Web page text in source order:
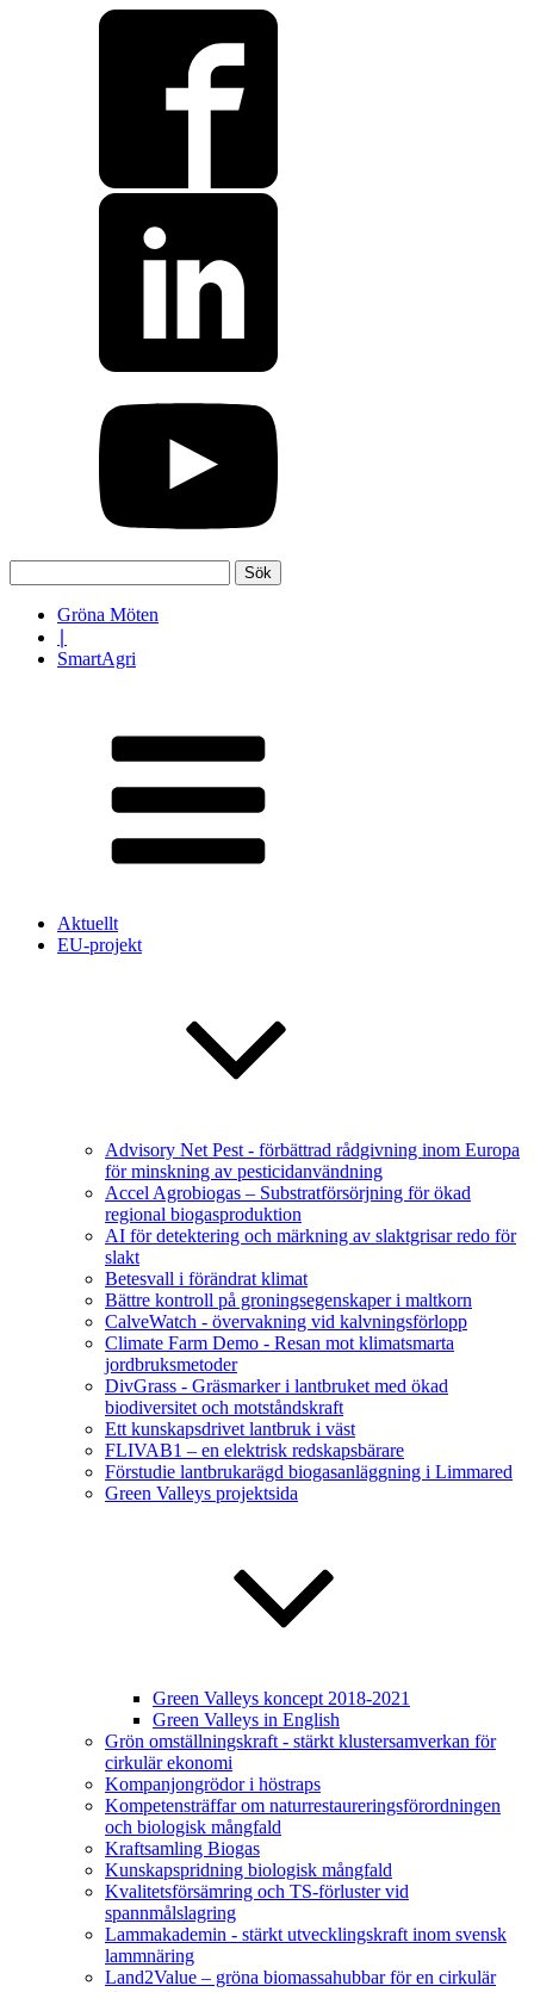
efter:
Gröna Möten
SmartAgri
Aktuellt
EU-projekt
Advisory Net Pest - förbättrad rådgivning inom Europa
för minskning av pesticidanvändning
Accel Agrobiogas – Substratförsörjning för ökad
regional biogasproduktion
AI för detektering och märkning av slaktgrisar redo för
slakt
Betesvall i förändrat klimat
Bättre kontroll på groningsegenskaper i maltkorn
CalveWatch - övervakning vid kalvningsförlopp
Climate Farm Demo - Resan mot klimatsmarta
jordbruksmetoder
DivGrass - Gräsmarker i lantbruket med ökad
biodiversitet och motståndskraft
Ett kunskapsdrivet lantbruk i väst
FLIVAB1 – en elektrisk redskapsbärare
Förstudie lantbrukarägd biogasanläggning i Limmared
Green Valleys projektsida
Green Valleys koncept 2018-2021
Green Valleys in English
Grön omställningskraft - stärkt klustersamverkan för
cirkulär ekonomi
Kompanjongrödor i höstraps
Kompetensträffar om naturrestaureringsförordningen
och biologisk mångfald
Kraftsamling Biogas
Kunskapspridning biologisk mångfald
Kvalitetsförsämring och TS-förluster vid
spannmålslagring
Lammakademin - stärkt utvecklingskraft inom svensk
lammnäring
Land2Value – gröna biomassahubbar för en cirkulär